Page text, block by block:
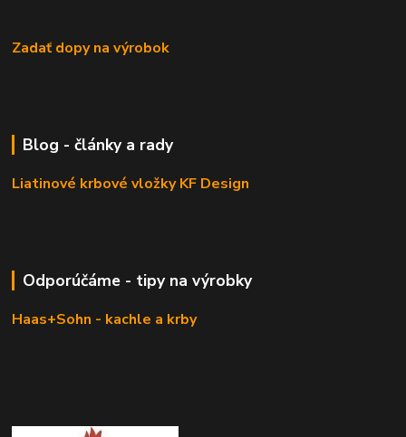
Zadať dopy na výrobok
Blog - články a rady
Liatinové krbové vložky KF Design
Odporúčáme - tipy na výrobky
Haas+Sohn - kachle a krby